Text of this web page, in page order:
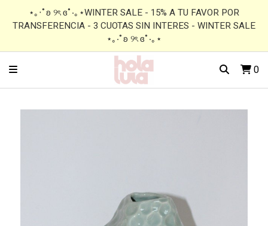
⋆｡‧˚ʚ ୨ৎ ɞ˚‧｡⋆WINTER SALE - 15% A TU FAVOR POR
TRANSFERENCIA - 3 CUOTAS SIN INTERES - WINTER SALE
⋆｡‧˚ʚ ୨ৎ ɞ˚‧｡⋆
0